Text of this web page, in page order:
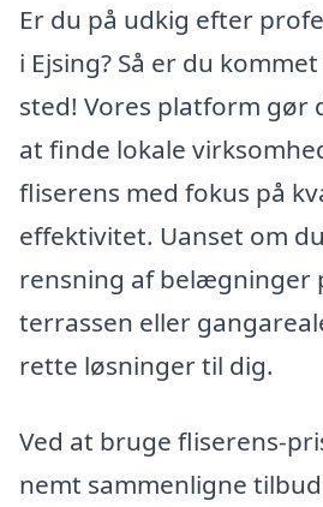
Er du på udkig efter
i Ejsing? Så er du
sted! Vores platform gør
at finde lokale
fliserens med fokus på
effektivitet. Uanset om
rensning af belægninger
terrassen eller
rette løsninger til dig.
Ved at bruge fliserens-
nemt sammenligne